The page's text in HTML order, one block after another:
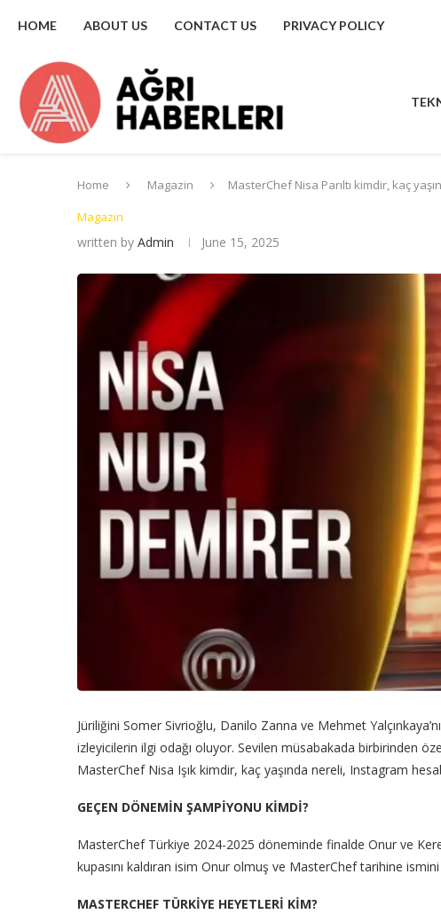
HOME ABOUT US CONTACT US PRIVACY POLICY
Home Magazin
MasterChef Nisa Parıltı kimdir, kaç
Magazin
written by Admin June 15, 2025
Jüriliğini Somer Sivrioğlu, Danilo Zanna ve Mehmet
izleyicilerin ilgi odağı oluyor. Sevilen müsabakada birbirinden
MasterChef Nisa Işık kimdir, kaç yaşında nereli, Instagram
GEÇEN DÖNEMİN ŞAMPİYONU KİMDİ?
MasterChef Türkiye 2024-2025 döneminde finalde Onur ve
kupasını kaldıran isim Onur olmuş ve MasterChef tarihine ismini
MASTERCHEF TÜRKİYE HEYETLERİ KİM?